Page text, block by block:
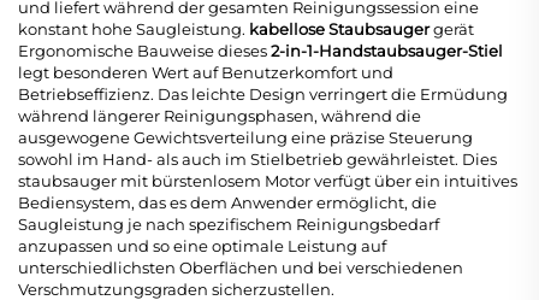
und liefert während der gesamten Reinigungssession eine
konstant hohe Saugleistung. kabellose Staubsaugergerät
Ergonomische Bauweise dieses2-in-1-Handstaubsauger-Stiel
legt besonderen Wert auf Benutzerkomfort und
Betriebseffizienz. Das leichte Design verringert die Ermüdung
während längerer Reinigungsphasen, während die
ausgewogene Gewichtsverteilung eine präzise Steuerung
sowohl im Hand- als auch im Stielbetrieb gewährleistet. Dies
staubsauger mit bürstenlosem Motorverfügt über ein intuitives
Bediensystem, das es dem Anwender ermöglicht, die
Saugleistung je nach spezifischem Reinigungsbedarf
anzupassen und so eine optimale Leistung auf
unterschiedlichsten Oberflächen und bei verschiedenen
Verschmutzungsgraden sicherzustellen.